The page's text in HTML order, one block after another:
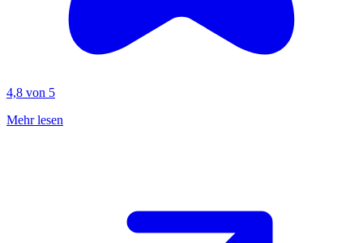
4,8 von 5
Mehr lesen